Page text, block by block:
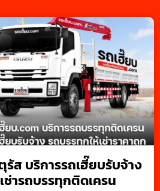
ส บริการรถเฮี๊ยบรับจ้าง
ช่ารถบรรทุกติดเครน